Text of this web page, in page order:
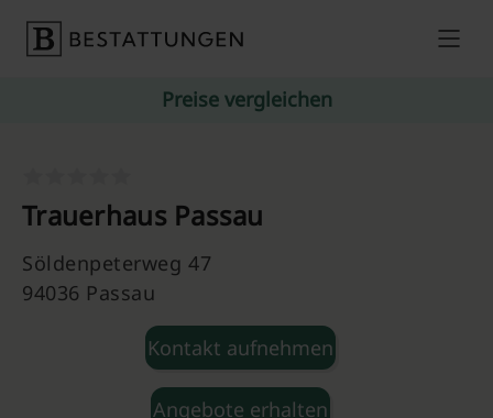
Preise vergleichen
Trauerhaus Passau
Söldenpeterweg 47
94036 Passau
Kontakt aufnehmen
Angebote erhalten